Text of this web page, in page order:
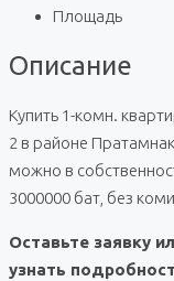
Площадь
Описание
Купить 1-комн.
2 в районе
можно в
3000000 бат, без
Оставьте заявку
узнать